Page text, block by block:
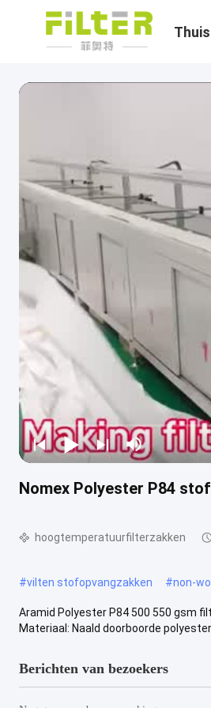
Thuis
Nomex Polyester P84
hoogtemperatuurfilterzakken
#vilten stofopvangzakken #non-
Aramid Polyester P84 500 550 gsm
Materiaal: Naald doorboorde polyester,
Berichten van bezoekers